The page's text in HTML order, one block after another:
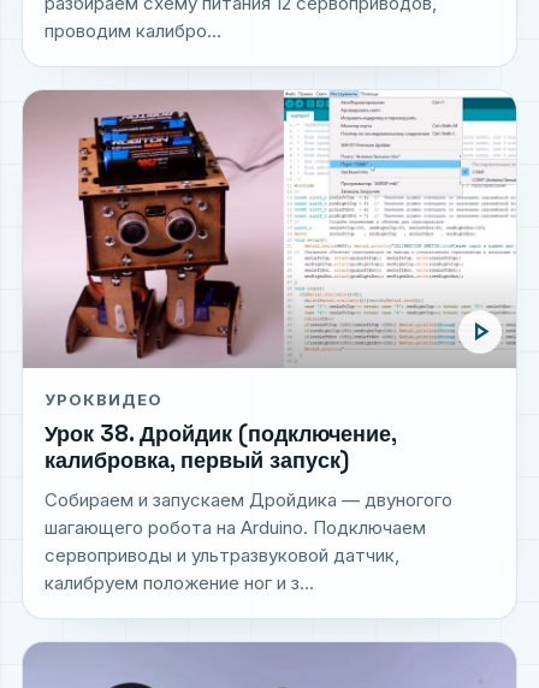
проводим калибро...
play_arrow
УРОКВИДЕО
Урок 38. Дройдик (подключение,
калибровка, первый запуск)
Собираем и запускаем Дройдика — двуногого
шагающего робота на Arduino. Подключаем
сервоприводы и ультразвуковой датчик,
калибруем положение ног и з...